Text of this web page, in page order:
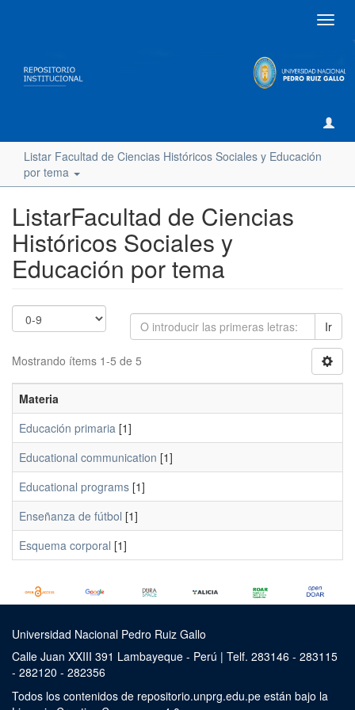
Listar Facultad de Ciencias Históricos Sociales y Educación
por tema
ListarFacultad de Ciencias
Históricos Sociales y
Educación por tema
Ir
Mostrando ítems 1-5 de 5
Materia
Educación primaria [1]
Educational communication [1]
Educational programs [1]
Enseñanza de fútbol [1]
Esquema corporal [1]
Universidad Nacional Pedro Ruiz Gallo
Calle Juan XXIII 391 Lambayeque - Perú | Telf. 283146 - 283115
- 282120 - 282356
Todos los contenidos de repositorio.unprg.edu.pe están bajo la